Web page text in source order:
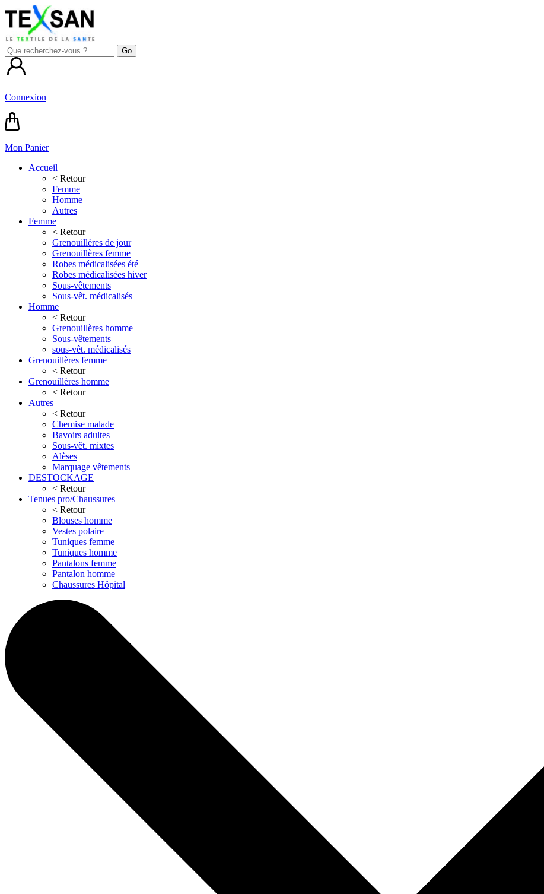
Connexion
Mon Panier
Accueil
< Retour
Femme
Homme
Autres
Femme
< Retour
Grenouillères de jour
Grenouillères femme
Robes médicalisées été
Robes médicalisées hiver
Sous-vêtements
Sous-vêt. médicalisés
Homme
< Retour
Grenouillères homme
Sous-vêtements
sous-vêt. médicalisés
Grenouillères femme
< Retour
Grenouillères homme
< Retour
Autres
< Retour
Chemise malade
Bavoirs adultes
Sous-vêt. mixtes
Alèses
Marquage vêtements
DESTOCKAGE
< Retour
Tenues pro/Chaussures
< Retour
Blouses homme
Vestes polaire
Tuniques femme
Tuniques homme
Pantalons femme
Pantalon homme
Chaussures Hôpital